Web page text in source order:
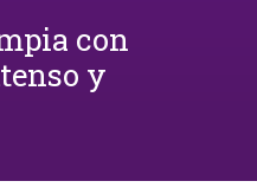
con
y